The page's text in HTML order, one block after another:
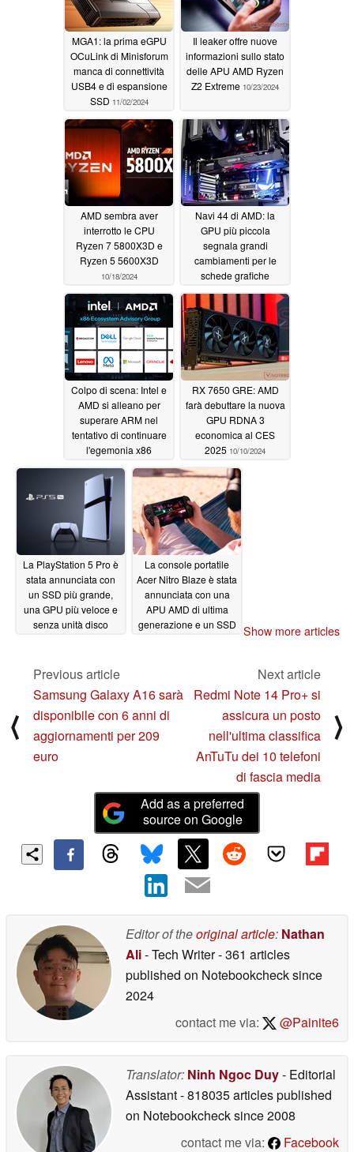
MGA1: la prima eGPU
OCuLink di Minisforum
manca di connettività
USB4 e di espansione
SSD 11/02/2024
Il leaker offre nuove
informazioni sullo stato
delle APU AMD Ryzen
Z2 Extreme 10/23/2024
AMD sembra aver
interrotto le CPU
Ryzen 7 5800X3D e
Ryzen 5 5600X3D
10/18/2024
Navi 44 di AMD: la
GPU più piccola
segnala grandi
cambiamenti per le
schede grafiche
economiche10/16/2024
Colpo di scena: Intel e
AMD si alleano per
superare ARM nel
tentativo di continuare
l'egemonia x86
10/16/2024
RX 7650 GRE: AMD
farà debuttare la nuova
GPU RDNA 3
economica al CES
2025 10/10/2024
La PlayStation 5 Pro è
stata annunciata con
un SSD più grande,
una GPU più veloce e
senza unità disco
La console portatile
Acer Nitro Blaze è stata
annunciata con una
APU AMD di ultima
generazione e un SSD Show more articles
⟨
Previous article
Samsung Galaxy A16 sarà
disponibile con 6 anni di
aggiornamenti per 209
euro
Next article
Redmi Note 14 Pro+ si
assicura un posto
nell'ultima classifica
AnTuTu dei 10 telefoni
di fascia media
⟩
Add as a preferred
source on Google
Editor of theoriginal article: Nathan
Ali- Tech Writer- 361 articles
published on Notebookchecksince
2024
contact me via:
@Painite6
Translator: Ninh Ngoc Duy- Editorial
Assistant- 818035 articles published
on Notebookchecksince 2008
contact me via:
Facebook